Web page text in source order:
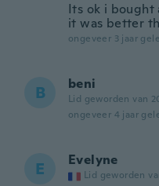
Its ok i bought
it was better
ongeveer 3 jaar
B beni
Lid geworden van
ongeveer 4 jaar
E Evelyne
Lid geworden